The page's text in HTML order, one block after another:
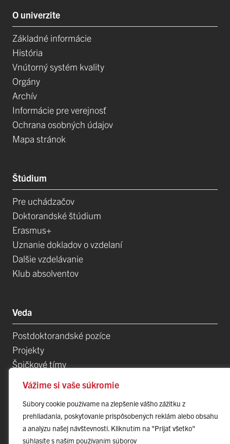
Vážime si vaše súkromie
Súbory cookie používame na zlepšenie vášho zážitku z
prehliadania, poskytovanie prispôsobených reklám alebo obsahu
a analýzu našej návštevnosti. Kliknutím na "Prijať všetko"
súhlasíte s naším používaním súborov
O univerzite
Základné informácie
História
Vnútorný systém kvality
Orgány
Archív
Informácie pre verejnosť
Ochrana osobných údajov
Mapa stránok
Štúdium
Pre uchádzačov
Doktorandské štúdium
Erasmus+
Uznanie dokladov o vzdelaní
Dalšie vzdelávanie
Klub absolventov
Veda
Postdoktorandské pozíce
Projekty
Špičkové tímy
Evidencia publikačnej činnosti
Habilitačné a vymenúvacie konania